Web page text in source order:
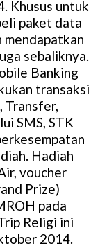
Khusus untuk
paket data
sebaliknya.
Banking
transaksi
Transfer,
SMS, STK
Hadiah
voucher
Prize)
pada
Religi ini
2014.